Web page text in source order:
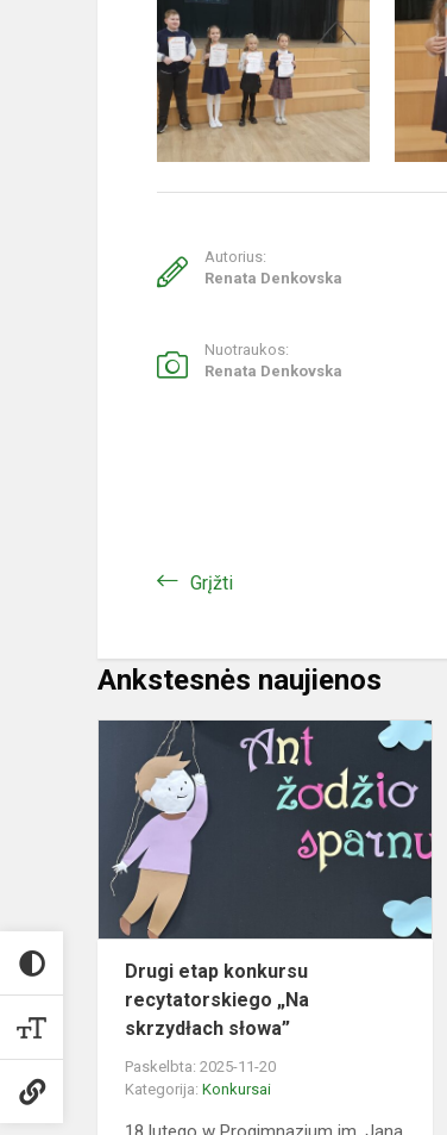
Autorius:
Renata Denkovska
Nuotraukos:
Renata Denkovska
Grįžti
Ankstesnės naujienos
Drugi etap konkursu
recytatorskiego „Na
skrzydłach słowa”
Paskelbta: 2025-11-20
Kategorija: Konkursai